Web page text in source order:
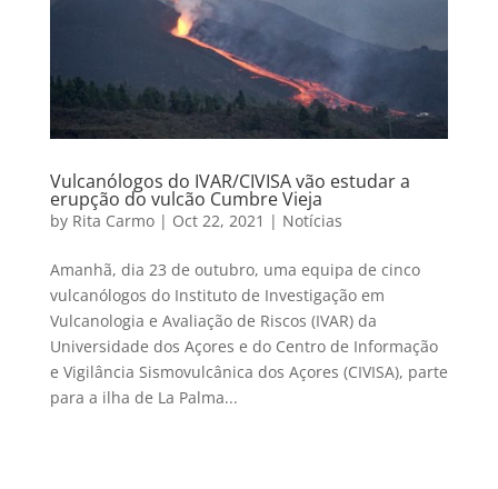
Vulcanólogos do IVAR/CIVISA vão estudar a
erupção do vulcão Cumbre Vieja
by Rita Carmo| Oct 22, 2021 | Notícias
Amanhã, dia 23 de outubro, uma equipa de cinco
vulcanólogos do Instituto de Investigação em
Vulcanologia e Avaliação de Riscos (IVAR) da
Universidade dos Açores e do Centro de Informação
e Vigilância Sismovulcânica dos Açores (CIVISA), parte
para a ilha de La Palma...